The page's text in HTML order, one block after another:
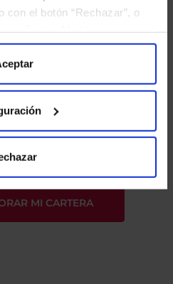
con el botón “Rechazar”, o
nuestraPolítica
y consiento el